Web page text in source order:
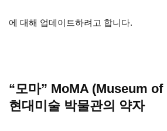
에 대해 업데이트하려고 합니다.
“모마” MoMA (Museum
현대미술 박물관의 약자